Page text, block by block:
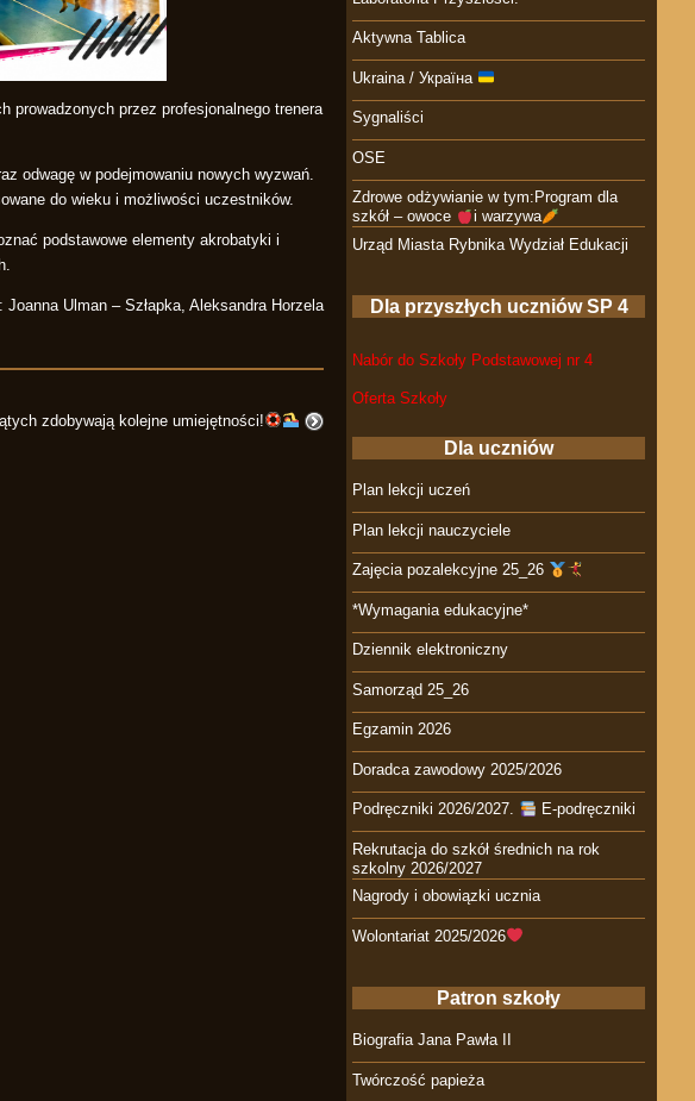
prowadzonych przez profesjonalnego trenera
odwagę w podejmowaniu nowych wyzwań.
do wieku i możliwości uczestników.
podstawowe elementy akrobatyki i
Joanna Ulman – Szłapka, Aleksandra Horzela
zdobywają kolejne umiejętności!
Aktywna Tablica
Ukraina / Україна
Sygnaliści
OSE
Zdrowe odżywianie w tym:Program dla
szkół – owoce
i warzywa
Urząd Miasta Rybnika Wydział Edukacji
Dla przyszłych uczniów SP 4
Nabór do Szkoły Podstawowej nr 4
Oferta Szkoły
Dla uczniów
Plan lekcji uczeń
Plan lekcji nauczyciele
Zajęcia pozalekcyjne 25_26
*Wymagania edukacyjne*
Dziennik elektroniczny
Samorząd 25_26
Egzamin 2026
Doradca zawodowy 2025/2026
Podręczniki 2026/2027. E-podręczniki
Rekrutacja do szkół średnich na rok
szkolny 2026/2027
Nagrody i obowiązki ucznia
Wolontariat 2025/2026
Patron szkoły
Biografia Jana Pawła II
Twórczość papieża